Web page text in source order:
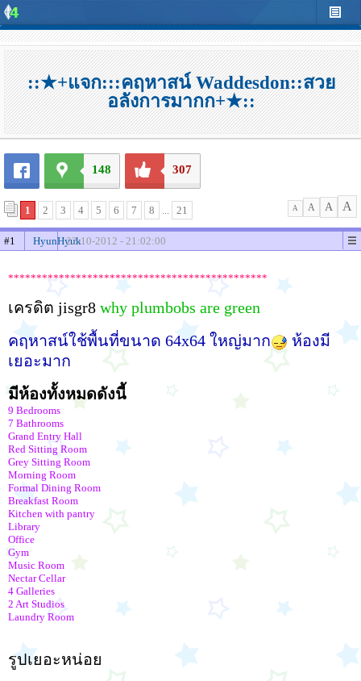
::★+แจก:::คฤหาสน์ Waddesdon::สวย
อลังการมากก+★::
148 307
1 2 3 4 5 6 7 8 ... 21 A A A A
#1 HyunHyuk22-10-2012 - 21:02:00
**********************************************
เครดิต jisgr8 why plumbobs are green
คฤหาสน์ใช้พื้นที่ขนาด 64x64 ใหญ่มาก
ห้องมี
เยอะมาก
มีห้องทั้งหมดดังนี้
9 Bedrooms
7 Bathrooms
Grand Entry Hall
Red Sitting Room
Grey Sitting Room
Morning Room
Formal Dining Room
Breakfast Room
Kitchen with pantry
Library
Office
Gym
Music Room
Nectar Cellar
4 Galleries
2 Art Studios
Laundry Room
รูปเยอะหน่อย